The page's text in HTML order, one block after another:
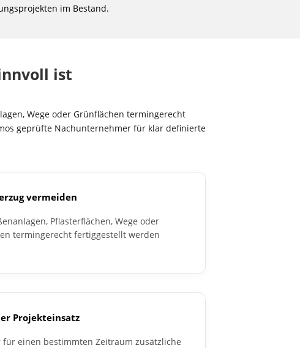
im Bestand.
ist
Wege oder Grünflächen termingerecht
geprüfte Nachunternehmer für klar definierte
vermeiden
Pflasterflächen, Wege oder
termingerecht fertiggestellt werden
Projekteinsatz
für einen bestimmten Zeitraum zusätzliche